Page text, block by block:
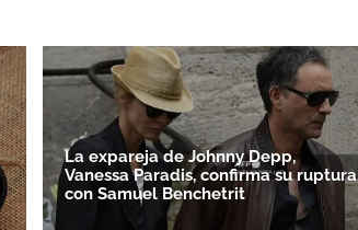
La expareja de Johnny Depp,
Vanessa Paradis, confirma su ruptura
con Samuel Benchetrit